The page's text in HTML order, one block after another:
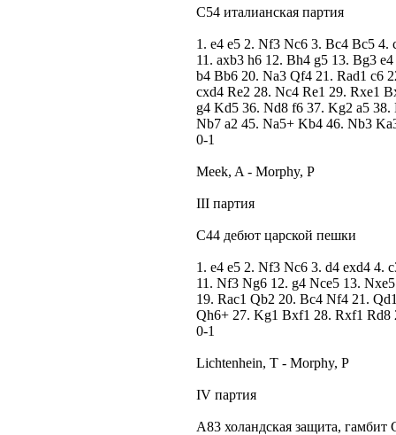
C54 италианская партия
1. e4 e5 2. Nf3 Nc6 3. Bc4 Bc5
11. axb3 h6 12. Bh4 g5 13. Bg3
b4 Bb6 20. Na3 Qf4 21. Rad1 c6
cxd4 Re2 28. Nc4 Re1 29. Rxe1
g4 Kd5 36. Nd8 f6 37. Kg2 a5
Nb7 a2 45. Na5+ Kb4 46. Nb3
0-1
Meek, A - Morphy, P
III партия
C44 дебют царской пешки
1. e4 e5 2. Nf3 Nc6 3. d4 exd4 4.
11. Nf3 Ng6 12. g4 Nce5 13.
19. Rac1 Qb2 20. Bc4 Nf4 21.
Qh6+ 27. Kg1 Bxf1 28. Rxf1 Rd8
0-1
Lichtenhein, T - Morphy, P
IV партия
A83 холандская защита, гамбит